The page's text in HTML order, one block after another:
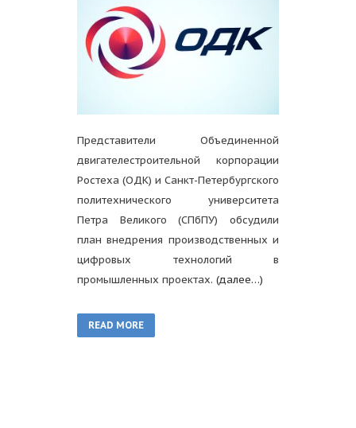
Представители Объединенной
двигателестроительной корпорации
Ростеха (ОДК) и Санкт-Петербургского
политехнического университета
Петра Великого (СПбПУ) обсудили
план внедрения производственных и
цифровых технологий в
промышленных проектах. (далее…)
READ MORE